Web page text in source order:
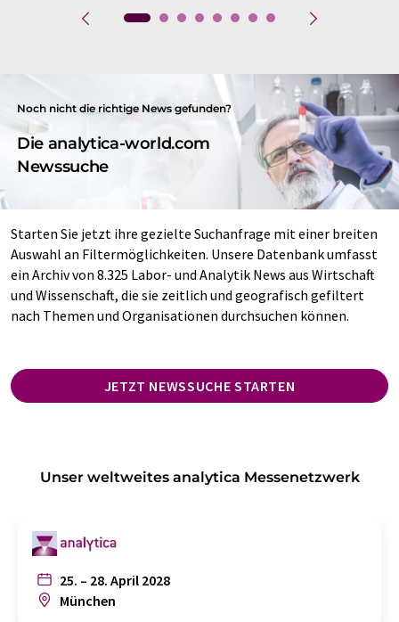
Noch nicht die richtige News gefunden?
Die analytica-world.com
Newssuche
Starten Sie jetzt ihre gezielte Suchanfrage mit einer breiten
Auswahl an Filtermöglichkeiten. Unsere Datenbank umfasst
ein Archiv von 8.325 Labor- und Analytik News aus Wirtschaft
und Wissenschaft, die sie zeitlich und geografisch gefiltert
nach Themen und Organisationen durchsuchen können.
JETZT NEWSSUCHE STARTEN
Unser weltweites analytica Messenetzwerk
25. – 28. April 2028
München